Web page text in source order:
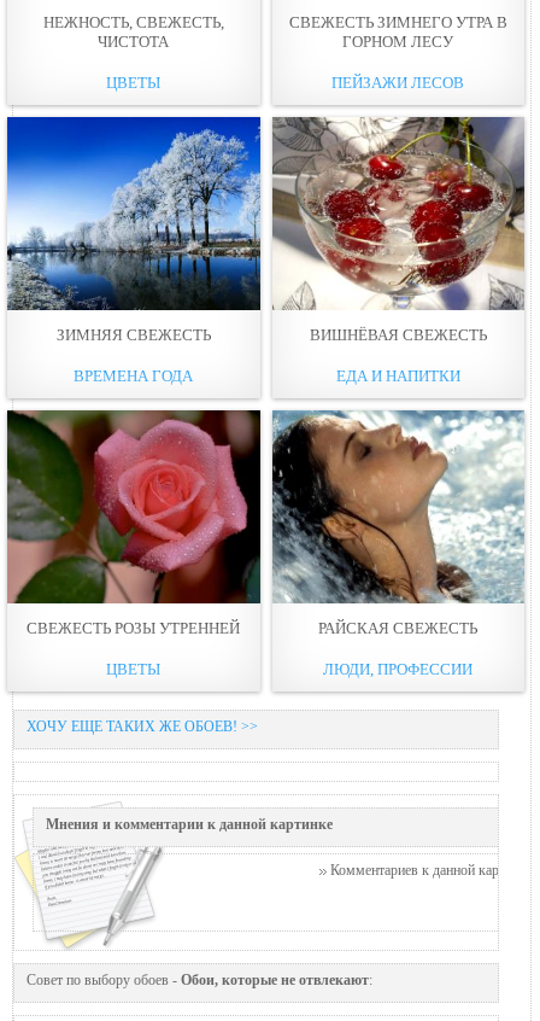
НЕЖНОСТЬ, СВЕЖЕСТЬ,
ЧИСТОТА
ЦВЕТЫ
СВЕЖЕСТЬ ЗИМНЕГО УТРА В
ГОРНОМ ЛЕСУ
ПЕЙЗАЖИ ЛЕСОВ
ЗИМНЯЯ СВЕЖЕСТЬ
ВРЕМЕНА ГОДА
ВИШНЁВАЯ СВЕЖЕСТЬ
ЕДА И НАПИТКИ
СВЕЖЕСТЬ РОЗЫ УТРЕННЕЙ
ЦВЕТЫ
РАЙСКАЯ СВЕЖЕСТЬ
ЛЮДИ, ПРОФЕССИИ
ХОЧУ ЕЩЕ ТАКИХ ЖЕ ОБОЕВ! >>
Мнения и комментарии к данной картинке
Комментариев к данной картинке
Совет по выбору обоев - Обои, которые не отвлекают: